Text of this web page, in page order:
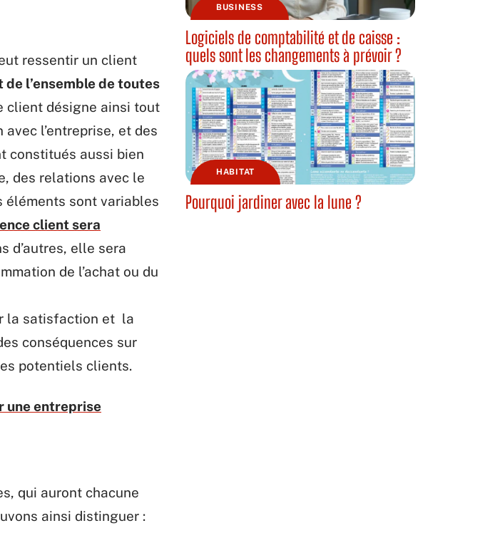
ressentir un client
de l’ensemble de toutes
client désigne ainsi tout
l’entreprise, et des
constitués aussi bien
des relations avec le
éléments sont variables
client sera
d’autres, elle sera
de l’achat ou du
la satisfaction et la
conséquences sur
potentiels clients.
une entreprise
qui auront chacune
ainsi distinguer :
BUSINESS
Logiciels de comptabilité et de caisse :
quels sont les changements à prévoir ?
HABITAT
Pourquoi jardiner avec la lune ?